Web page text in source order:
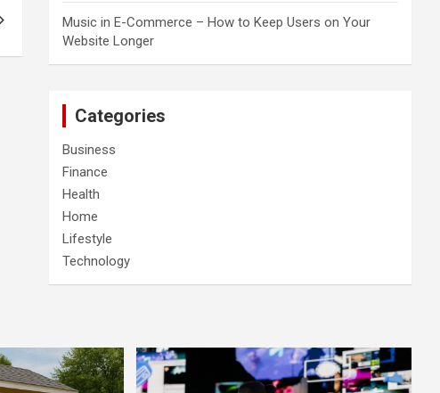
Music in E-Commerce – How to Keep Users on Your
Website Longer
Categories
Business
Finance
Health
Home
Lifestyle
Technology